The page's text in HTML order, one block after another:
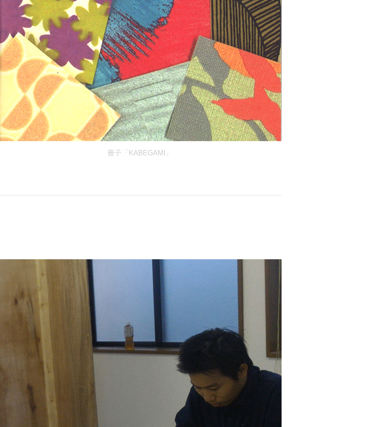
冊子「KABEGAMI」